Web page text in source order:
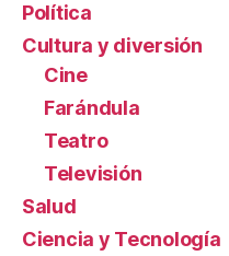
Política
Cultura y diversión
Cine
Farándula
Teatro
Televisión
Salud
Ciencia y Tecnología